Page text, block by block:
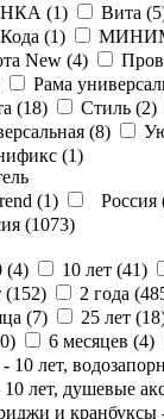
(1) Вита (5
Кода (1)
New (4)
Рама
(18) Стиль (2)
(8)
(1)
(1) Россия
(1073)
(4) 10 лет (41)
(152) 2 года (
(7) 25 лет (18
) 6 месяцев (4)
10 лет,
лет, душевые
и кранбуксы